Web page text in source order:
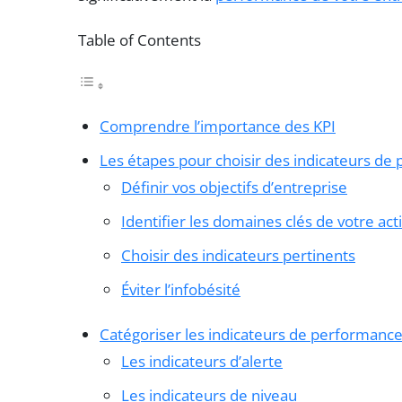
Table of Contents
Comprendre l’importance des KPI
Les étapes pour choisir des indicateurs de
Définir vos objectifs d’entreprise
Identifier les domaines clés de votre
Choisir des indicateurs pertinents
Éviter l’infobésité
Catégoriser les indicateurs de performance
Les indicateurs d’alerte
Les indicateurs de niveau